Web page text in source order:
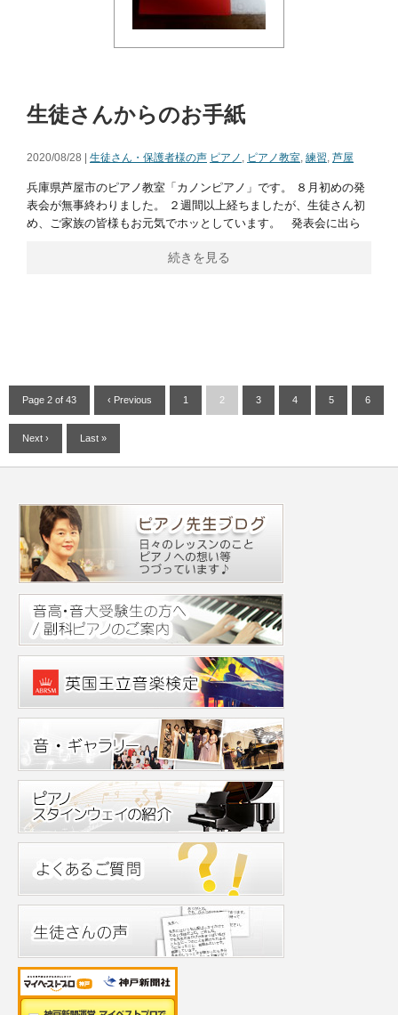
生徒さんからのお手紙
2020/08/28 | 生徒さん・保護者様の声 ピアノ , ピアノ教室, 練習, 芦屋
兵庫県芦屋市のピアノ教室「カノンピアノ」です。 ８月初めの発
表会が無事終わりました。 ２週間以上経ちましたが、生徒さん初
め、ご家族の皆様もお元気でホッとしています。 発表会に出ら
続きを見る
Page 2 of 43 ‹ Previous 1 2 3 4 5 6
Next › Last »